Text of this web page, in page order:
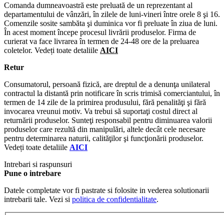
Comanda dumneavoastră este preluată de un reprezentant al
departamentului de vânzări, în zilele de luni-vineri între orele 8 şi 16.
Comenzile sosite sambăta şi duminica vor fi preluate în ziua de luni.
În acest moment începe procesul livrării produselor. Firma de
curierat va face livrarea în termen de 24-48 ore de la preluarea
coletelor. Vedeți toate detaliile AICI
Retur
Consumatorul, persoană fizică, are dreptul de a denunţa unilateral
contractul la distantă prin notificare în scris trimisă comerciantului, în
termen de 14 zile de la primirea produsului, fără penalităţi şi fără
invocarea vreunui motiv. Va trebui să suportaţi costul direct al
returnării produselor. Sunteţi responsabil pentru diminuarea valorii
produselor care rezultă din manipulări, altele decât cele necesare
pentru determinarea naturii, calităţilor şi funcţionării produselor.
Vedeți toate detaliile AICI
Intrebari si raspunsuri
Pune o intrebare
Datele completate vor fi pastrate si folosite in vederea solutionarii
intrebarii tale. Vezi si politica de confidentialitate.